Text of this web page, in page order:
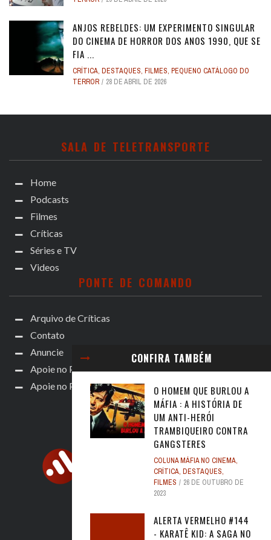
CONFIRA TAMBÉM
O HOMEM QUE BURLOU A
MÁFIA : A HISTÓRIA DE
UM ANTI-HERÓI
TRAMBIQUEIRO CONTRA
GANGSTERES
COLUNA MÁFIA NO CINEMA,
CRÍTICA, DESTAQUES,
FILMES
26 DE OUTUBRO DE
2023
ALERTA VERMELHO #144
- KARATÊ KID: A SAGA NO
ANJOS REBELDES: UM EXPERIMENTO SINGULAR
DO CINEMA DE HORROR DOS ANOS 1990, QUE SE
FIA ...
CRÍTICA, DESTAQUES, FILMES, PEQUENO CATÁLOGO DO
TERROR
28 DE ABRIL DE 2026
SALA DE TELETRANSPORTE
Home
Podcasts
Filmes
Críticas
Séries e TV
Videos
PONTE DE COMANDO
Arquivo de Críticas
Contato
Anuncie
Apoie no Patreon
Apoie no Padrim!
ACOMPANHE